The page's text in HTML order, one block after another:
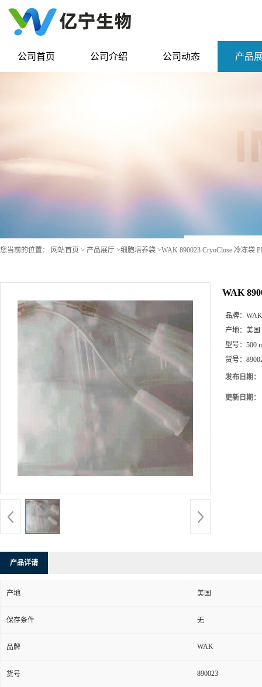
公司首页 公司介绍 公司动态 产品
您当前的位置： 网站首页 > 产品展厅 >细胞培养袋 >WAK 890023 CryoClose 冷冻袋
WAK
品牌： WAK
产地： 美国
型号： 500
货号：
发布日期：
更新日期：
产品详请
产地 美国
保存条件 无
品牌 WAK
货号 890023